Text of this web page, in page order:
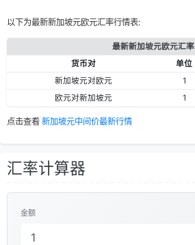
以下为最新新加坡元欧元汇率行情表:
最新新加坡元欧元汇率
货币对
单位
新加坡元对欧元
1
欧元对新加坡元
1
点击查看 新加坡元中间价最新行情
汇率计算器
金额